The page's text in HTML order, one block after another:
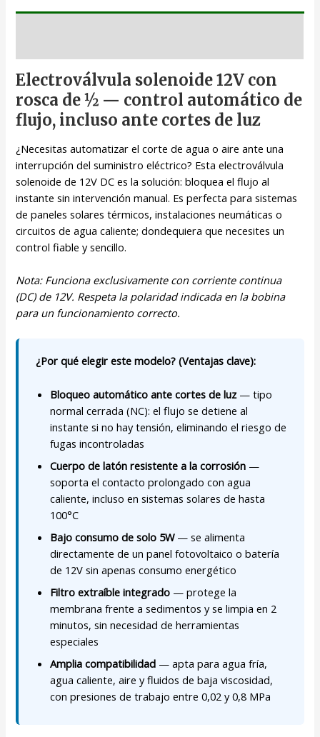
Electroválvula solenoide 12V con
rosca de ½ — control automático de
flujo, incluso ante cortes de luz
¿Necesitas automatizar el corte de agua o aire ante una
interrupción del suministro eléctrico? Esta electroválvula
solenoide de 12V DC es la solución: bloquea el flujo al
instante sin intervención manual. Es perfecta para sistemas
de paneles solares térmicos, instalaciones neumáticas o
circuitos de agua caliente; dondequiera que necesites un
control fiable y sencillo.
Nota: Funciona exclusivamente con corriente continua
(DC) de 12V. Respeta la polaridad indicada en la bobina
para un funcionamiento correcto.
¿Por qué elegir este modelo? (Ventajas clave):
Bloqueo automático ante cortes de luz— tipo
normal cerrada (NC): el flujo se detiene al
instante si no hay tensión, eliminando el riesgo de
fugas incontroladas
Cuerpo de latón resistente a la corrosión —
soporta el contacto prolongado con agua
caliente, incluso en sistemas solares de hasta
100°C
Bajo consumo de solo 5W— se alimenta
directamente de un panel fotovoltaico o batería
de 12V sin apenas consumo energético
Filtro extraíble integrado — protege la
membrana frente a sedimentos y se limpia en 2
minutos, sin necesidad de herramientas
especiales
Amplia compatibilidad — apta para agua fría,
agua caliente, aire y fluidos de baja viscosidad,
con presiones de trabajo entre 0,02 y 0,8 MPa